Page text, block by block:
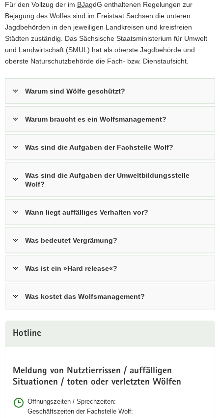
Für den Vollzug der im BJagdG enthaltenen Regelungen zur
Bejagung des Wolfes sind im Freistaat Sachsen die unteren
Jagdbehörden in den jeweiligen Landkreisen und kreisfreien
Städten zuständig. Das Sächsische Staatsministerium für Umwelt
und Landwirtschaft (SMUL) hat als oberste Jagdbehörde und
oberste Naturschutzbehörde die Fach- bzw. Dienstaufsicht.
Warum sind Wölfe geschützt?
Warum braucht es ein Wolfsmanagement?
Was sind die Aufgaben der Fachstelle Wolf?
Was sind die Aufgaben der Umweltbildungsstelle
Wolf?
Wann liegt auffälliges Verhalten vor?
Was bedeutet Vergrämung?
Was ist ein »Hard release«?
Was kostet das Wolfsmanagement?
Hotline
Meldung von Nutztierrissen / auffälligen
Situationen / toten oder verletzten Wölfen
Öffnungszeiten / Sprechzeiten:
Geschäftszeiten der Fachstelle Wolf: